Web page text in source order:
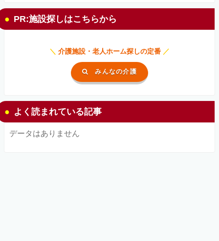
PR:施設探しはこちらから
＼ 介護施設・老人ホーム探しの定番 ／
みんなの介護
よく読まれている記事
データはありません